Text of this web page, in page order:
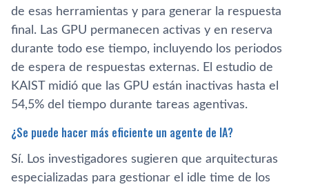
de esas herramientas y para generar la respuesta
final. Las GPU permanecen activas y en reserva
durante todo ese tiempo, incluyendo los periodos
de espera de respuestas externas. El estudio de
KAIST midió que las GPU están inactivas hasta el
54,5% del tiempo durante tareas agentivas.
¿Se puede hacer más eficiente un agente de IA?
Sí. Los investigadores sugieren que arquitecturas
especializadas para gestionar el idle time de los